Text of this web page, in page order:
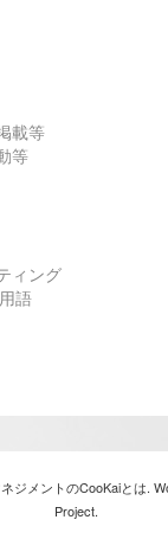
載等
等
ィング
語
ジメントのCooKaiとは.
Project.